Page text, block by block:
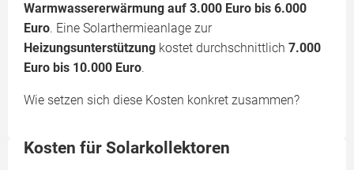
Warmwassererwärmung auf 3.000 Euro bis 6.000
Euro. Eine Solarthermieanlage zur
Heizungsunterstützung kostet durchschnittlich 7.000
Euro bis 10.000 Euro.
Wie setzen sich diese Kosten konkret zusammen?
Kosten für Solarkollektoren